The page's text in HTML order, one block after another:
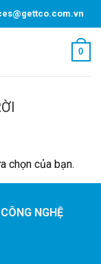
0
chọn của bạn.
NGHỆ
(GETT)